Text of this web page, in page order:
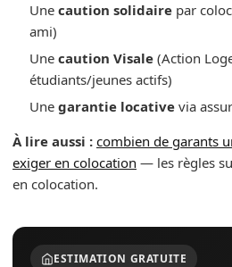
Une caution solidairepar
ami)
Une caution Visale(Action
étudiants/jeunes actifs)
Une garantie locativevia
À lire aussi : combien de garants
exiger en colocation — les règles
en colocation.
ESTIMATION GRATUITE